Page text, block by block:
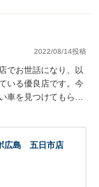
2022/08/14投稿
でお世話になり、以
いる優良店です。今
車を見つけてもらい
てます。
広島 五日市店